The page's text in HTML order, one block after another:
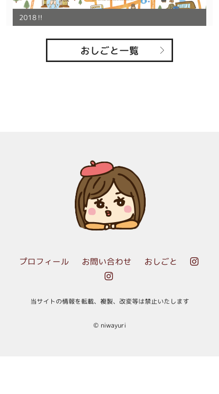
2018‼︎
おしごと一覧
プロフィール お問い合わせ おしごと


当サイトの情報を転載、複製、改変等は禁止いたします
© niwayuri